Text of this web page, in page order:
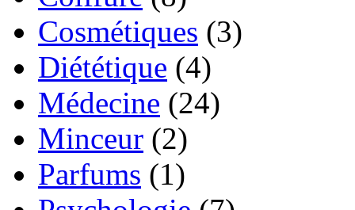
Cosmétiques (3)
Diététique (4)
Médecine (24)
Minceur (2)
Parfums (1)